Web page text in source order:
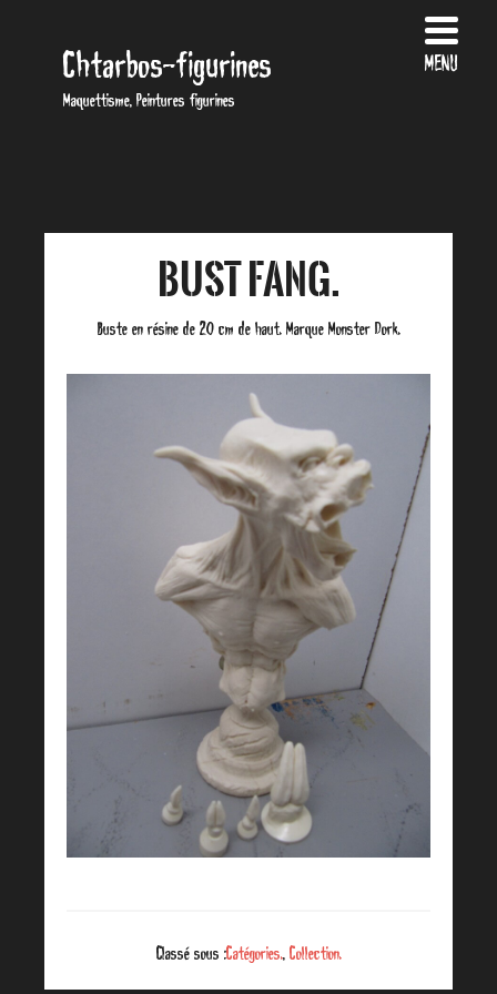
Chtarbos-figurines
Maquettisme, Peintures figurines
Bust Fang.
Buste en résine de 20 cm de haut. Marque Monster Dork.
Classé sous :Catégories., Collection.
MENU